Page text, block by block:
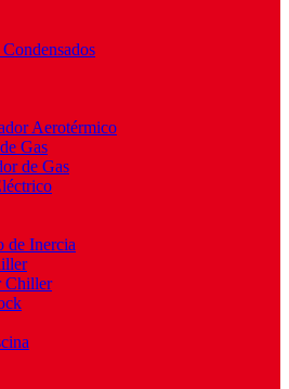
Aerotérmico
Gas
de Gas
de Inercia
Chiller